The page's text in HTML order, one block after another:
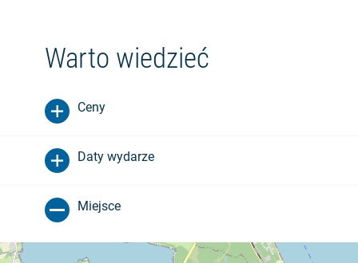
Warto wiedzieć
Ceny
Daty wydarze
Miejsce